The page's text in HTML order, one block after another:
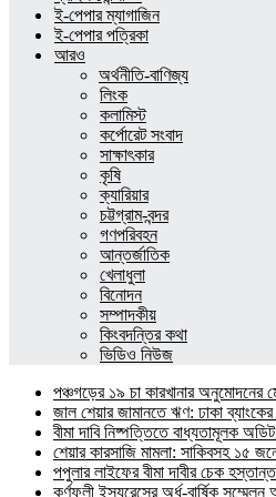
ই-পেপার ম্যাগাজিন
ই-পেপার পত্রিকা
আরও
অর্থনীতি-বাণিজ্য
লিংক
কলামিস্ট
কর্পোরেট সংবাদ
সাক্ষাৎকার
কৃষি
ক্যারিয়ার
চট্টগ্রাম-বন্দর
গণপরিবহন
আন্তর্জাতিক
খেলাধুলা
বিনোদন
সম্পাদকীয়
কিংবদন্তির কথা
ভিডিও নিউজ
পঞ্চগড়ের ১৯ চা কারখানার অনুমোদনের
জাল শেয়ার জামানতে ঋণ: ঢাকা ব্যাংকের
বীমা দাবি নিষ্পত্তিতে বাধ্যতামূলক
শেয়ার কারসাজি মামলা: সাকিবসহ ১৫
পপুলার লাইফের বীমা দাবীর চেক
কর্ণফুলী ইন্স্যুরেন্সের অর্ধ-বার্ষিক সম্মেলন